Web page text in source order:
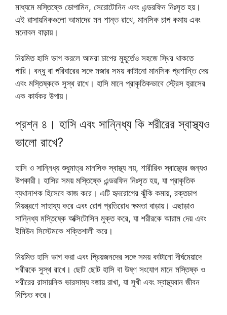
মাধ্যমে মস্তিষ্কে ডোপামিন, সেরোটোনিন এবং এন্ডরফিন নিঃসৃত হয়।
এই রাসায়নিকগুলো আমাদের মন শান্ত রাখে, মানসিক চাপ কমায় এবং
মনোবল বাড়ায়।
নিয়মিত হাসি ভাগ করলে আমরা চাপের মুহূর্তেও সহজে স্থির থাকতে
পারি। বন্ধু বা পরিবারের সঙ্গে মজার সময় কাটানো মানসিক প্রশান্তি দেয়
এবং মস্তিষ্ককে সুস্থ রাখে। হাসি মানে প্রাকৃতিকভাবে স্ট্রেস হ্রাসের
এক কার্যকর উপায়।
প্রশ্ন ৪। হাসি এবং সান্নিধ্য কি শরীরের স্বাস্থ্যও
ভালো রাখে?
হাসি ও সান্নিধ্য শুধুমাত্র মানসিক স্বাস্থ্য নয়, শারীরিক স্বাস্থ্যের জন্যও
উপকারী। হাসির সময় মস্তিষ্কে এন্ডরফিন নিঃসৃত হয়, যা প্রাকৃতিক
ব্যথানাশক হিসেবে কাজ করে। এটি হৃদরোগের ঝুঁকি কমায়, রক্তচাপ
নিয়ন্ত্রণে সাহায্য করে এবং রোগ প্রতিরোধ ক্ষমতা বাড়ায়। এছাড়াও
সান্নিধ্য মস্তিষ্কে অক্সিটোসিন মুক্ত করে, যা শরীরকে আরাম দেয় এবং
ইমিউন সিস্টেমকে শক্তিশালী করে।
নিয়মিত হাসি ভাগ করা এবং প্রিয়জনদের সঙ্গে সময় কাটানো দীর্ঘমেয়াদে
শরীরকে সুস্থ রাখে। ছোট ছোট হাসি বা উষ্ণ সংযোগ মানে মস্তিষ্ক ও
শরীরের রাসায়নিক ভারসাম্য বজায় রাখা, যা সুখী এবং স্বাস্থ্যবান জীবন
নিশ্চিত করে।